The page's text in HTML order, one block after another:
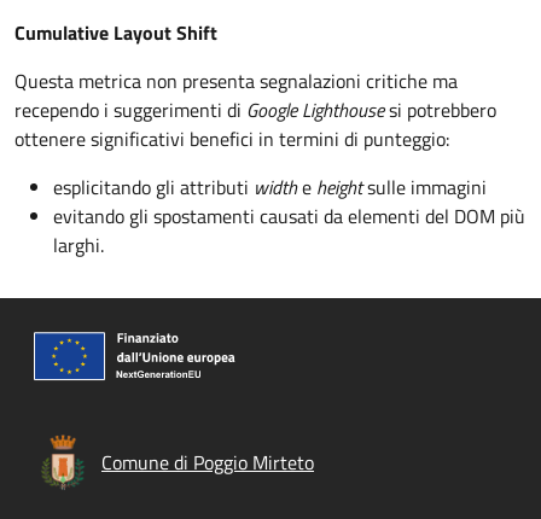
Cumulative Layout Shift
Questa metrica non presenta segnalazioni critiche ma
recependo i suggerimenti di Google Lighthousesi potrebbero
ottenere significativi benefici in termini di punteggio:
esplicitando gli attributi widthe heightsulle immagini
evitando gli spostamenti causati da elementi del DOM più
larghi.
Comune di Poggio Mirteto